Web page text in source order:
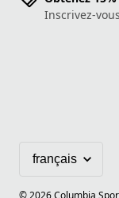
Inscrivez-
© 2026Columbia